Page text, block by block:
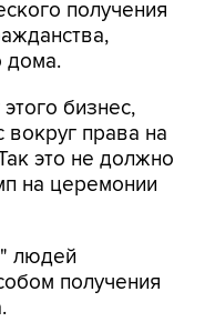
получения
дома.
бизнес,
права на
это не должно
на церемонии
людей
получения